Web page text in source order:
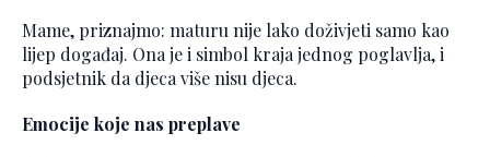
Mame, priznajmo: maturu nije lako doživjeti samo kao
lijep događaj. Ona je i simbol kraja jednog poglavlja, i
podsjetnik da djeca više nisu djeca.
Emocije koje nas preplave